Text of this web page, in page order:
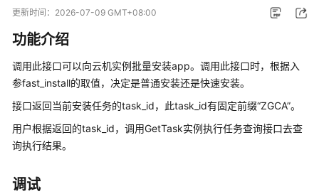
动
品
介
绍
计
费
明
更新时间： 2026-07-09 GMT+08:00
功能介绍
调用此接口可以向云机实例批量安装app。调用此接口时，根据入
参fast_install的取值，决定是普通安装还是快速安装。
接口返回当前安装任务的task_id，此task_id有固定前缀“ZGCA”。
用户根据返回的task_id，调用GetTask实例执行任务查询接口去查
询执行结果。
调试